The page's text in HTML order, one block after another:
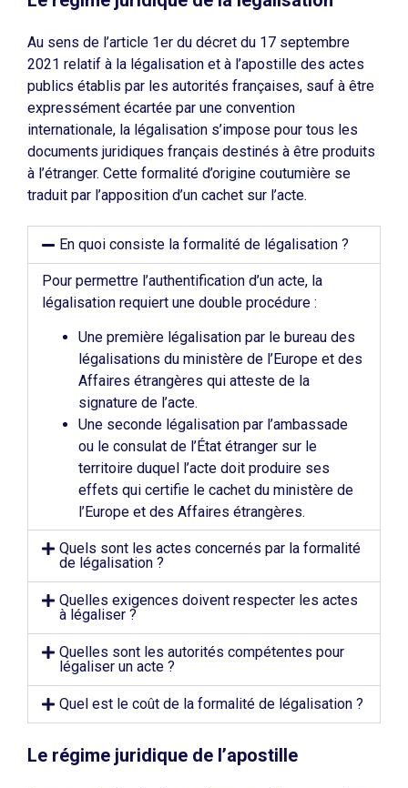
Au sens de l’article 1er du décret du 17 septembre
2021 relatif à la légalisation et à l’apostille des actes
publics établis par les autorités françaises, sauf à être
expressément écartée par une convention
internationale, la légalisation s’impose pour tous les
documents juridiques français destinés à être produits
à l’étranger. Cette formalité d’origine coutumière se
traduit par l’apposition d’un cachet sur l’acte.
En quoi consiste la formalité de légalisation ?
Pour permettre l’authentification d’un acte, la
légalisation requiert une double procédure :
Une première légalisation par le bureau des
légalisations du ministère de l’Europe et des
Affaires étrangères qui atteste de la
signature de l’acte.
Une seconde légalisation par l’ambassade
ou le consulat de l’État étranger sur le
territoire duquel l’acte doit produire ses
effets qui certifie le cachet du ministère de
l’Europe et des Affaires étrangères.
Quels sont les actes concernés par la formalité
de légalisation ?
Quelles exigences doivent respecter les actes
à légaliser ?
Quelles sont les autorités compétentes pour
légaliser un acte ?
Quel est le coût de la formalité de légalisation ?
Le régime juridique de l’apostille